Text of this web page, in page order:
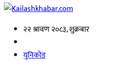
२२ श्रावण २०८३, शुक्रबार
युनिकोड